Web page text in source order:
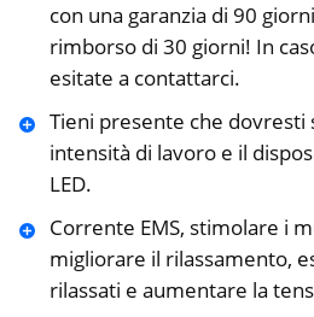
con una garanzia di 90
rimborso di 30 giorni! In
esitate a contattarci.
Tieni presente che dovresti
intensità di lavoro e il
LED.
Corrente EMS, stimolare i
migliorare il rilassamento,
rilassati e aumentare la